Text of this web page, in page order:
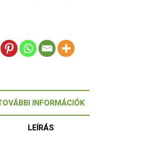
INFORMÁCIÓK
LEÍRÁS